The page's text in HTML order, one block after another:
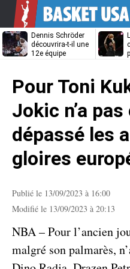
Dennis Schröder
découvrira-t-il une
12e équipe
Unibet
Pour Toni
Jokic n’a
dépassé les
gloires
Publié le 13/09/2023 à 16:00
Modifié le 13/09/2023 à 20:13
NBA – Pour l’ancien
malgré son palmarès,